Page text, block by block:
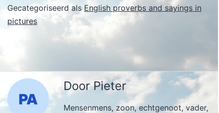
Gecategoriseerd als English proverbs and sayings in
pictures
Door Pieter
Mensenmens, zoon, echtgenoot, vader,